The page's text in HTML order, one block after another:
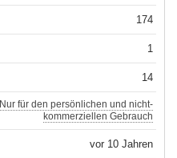
174
1
14
Nur für den persönlichen und nicht-
kommerziellen Gebrauch
vor 10 Jahren